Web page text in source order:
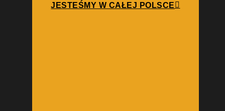
JESTEŚMY W CAŁEJ POLSCE